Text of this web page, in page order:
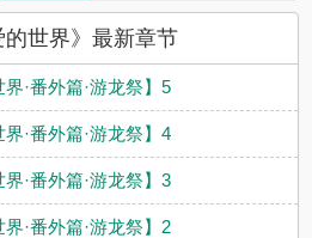
的世界》最新章节
·番外篇·游龙祭】5
·番外篇·游龙祭】4
·番外篇·游龙祭】3
·番外篇·游龙祭】2